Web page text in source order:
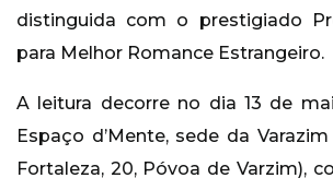
distinguida com o prestigiado
para Melhor Romance Estrangeiro.
A leitura decorre no dia 13 de
Espaço d’Mente, sede da
Fortaleza, 20, Póvoa de Varzim),